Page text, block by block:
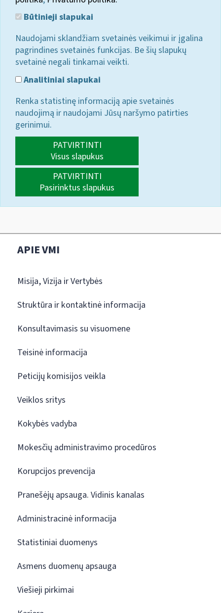
Būtinieji slapukai
Naudojami sklandžiam svetainės veikimui ir įgalina
pagrindines svetainės funkcijas. Be šių slapukų
svetainė negali tinkamai veikti.
Analitiniai slapukai
Renka statistinę informaciją apie svetainės
naudojimą ir naudojami Jūsų naršymo patirties
gerinimui.
PATVIRTINTI
Visus slapukus
PATVIRTINTI
Pasirinktus slapukus
APIE VMI
Misija, Vizija ir Vertybės
Struktūra ir kontaktinė informacija
Konsultavimasis su visuomene
Teisinė informacija
Peticijų komisijos veikla
Veiklos sritys
Kokybės vadyba
Mokesčių administravimo procedūros
Korupcijos prevencija
Pranešėjų apsauga. Vidinis kanalas
Administracinė informacija
Statistiniai duomenys
Asmens duomenų apsauga
Viešieji pirkimai